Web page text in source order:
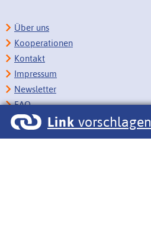
Link vorschlagen
Über uns
Kooperationen
Kontakt
Impressum
Newsletter
FAQ
Copyright